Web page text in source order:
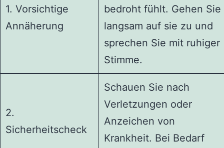
1. Vorsichtige
Annäherung
bedroht fühlt. Gehen Sie
langsam auf sie zu und
sprechen Sie mit ruhiger
Stimme.
2.
Sicherheitscheck
Schauen Sie nach
Verletzungen oder
Anzeichen von
Krankheit. Bei Bedarf